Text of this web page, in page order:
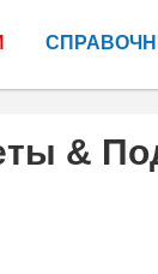
&